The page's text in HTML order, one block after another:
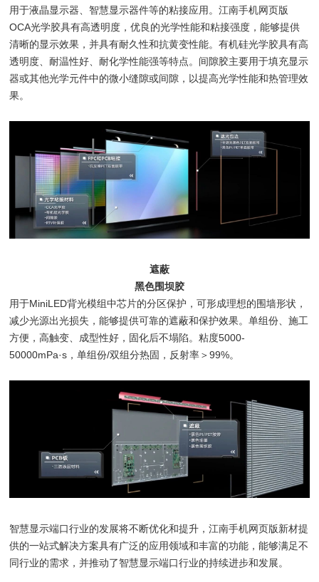
用于液晶显示器、智慧显示器件等的粘接应用。江南手机网页版
OCA光学胶具有高透明度，优良的光学性能和粘接强度，能够提供
清晰的显示效果，并具有耐久性和抗黄变性能。有机硅光学胶具有高
透明度、耐温性好、耐化学性能强等特点。间隙胶主要用于填充显示
器或其他光学元件中的微小缝隙或间隙，以提高光学性能和热管理效
果。
遮蔽
黑色围坝胶
用于MiniLED背光模组中芯片的分区保护，可形成理想的围墙形状，
减少光源出光损失，能够提供可靠的遮蔽和保护效果。单组份、施工
方便，高触变、成型性好，固化后不塌陷。粘度5000-
50000mPa·s，单组份/双组分热固，反射率＞99%。
智慧显示端口行业的发展将不断优化和提升，江南手机网页版新材提
供的一站式解决方案具有广泛的应用领域和丰富的功能，能够满足不
同行业的需求，并推动了智慧显示端口行业的持续进步和发展。